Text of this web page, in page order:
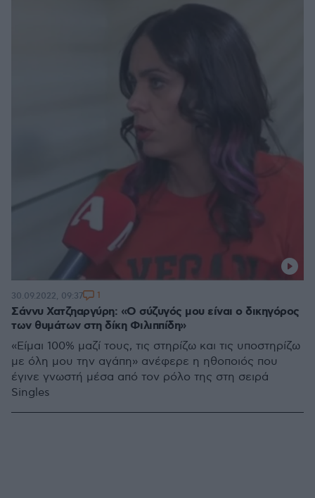
Σάννυ Χατζηαργύρη: «Ο σύζυγός μου είναι ο δικηγόρος
των θυμάτων στη δίκη Φιλιππίδη»
«Είμαι 100% μαζί τους, τις στηρίζω και τις υποστηρίζω
με όλη μου την αγάπη» ανέφερε η ηθοποιός που
έγινε γνωστή μέσα από τον ρόλο της στη σειρά
Singles
30.09.2022, 09:37 1